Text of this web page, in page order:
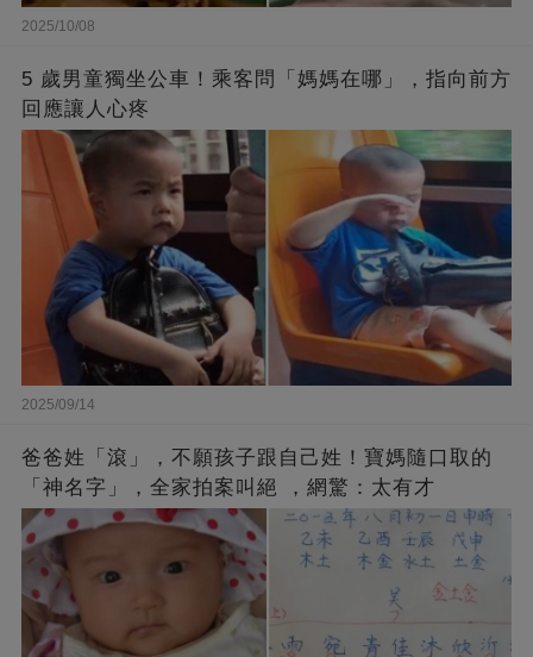
2025/10/08
5 歲男童獨坐公車！乘客問「媽媽在哪」，指向前方
回應讓人心疼
2025/09/14
爸爸姓「滾」，不願孩子跟自己姓！寶媽隨口取的
「神名字」，全家拍案叫絕 ，網驚：太有才